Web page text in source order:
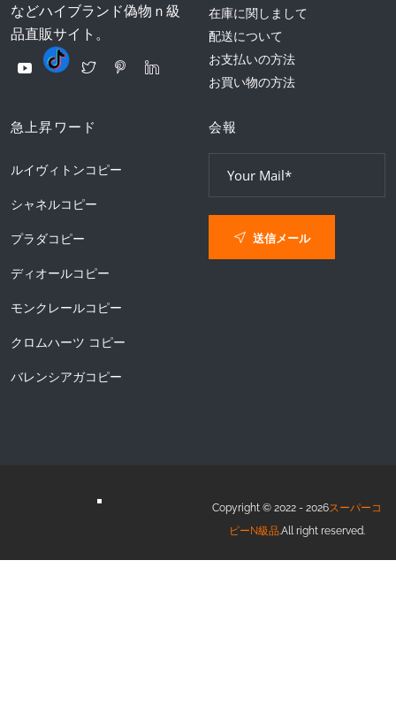
などハイブランド偽物ｎ級
品直販サイト。
在庫に関しまして
配送について
お支払いの方法
お買い物の方法
急上昇ワード
ルイヴィトンコピー
シャネルコピー
プラダコピー
ディオールコピー
モンクレールコピー
クロムハーツ コピー
バレンシアガコピー
会報
送信メール
Copyright © 2022 - 2026スーパーコ
ピーN級品.All right reserved.